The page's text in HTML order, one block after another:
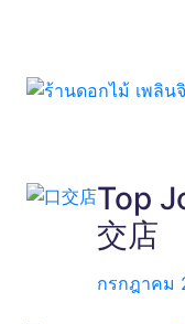
Top
交店
กรกฎาคม